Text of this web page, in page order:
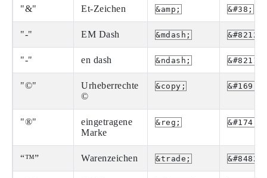
"&" Et-Zeichen &amp; &#38;
"-" EM Dash &mdash; &#8212;
"-" en dash &ndash; &#8211;
"©"
Urheberrechte
©
&copy; &#169;
"®"
eingetragene
Marke
&reg; &#174;
“™” Warenzeichen &trade; &#8482;